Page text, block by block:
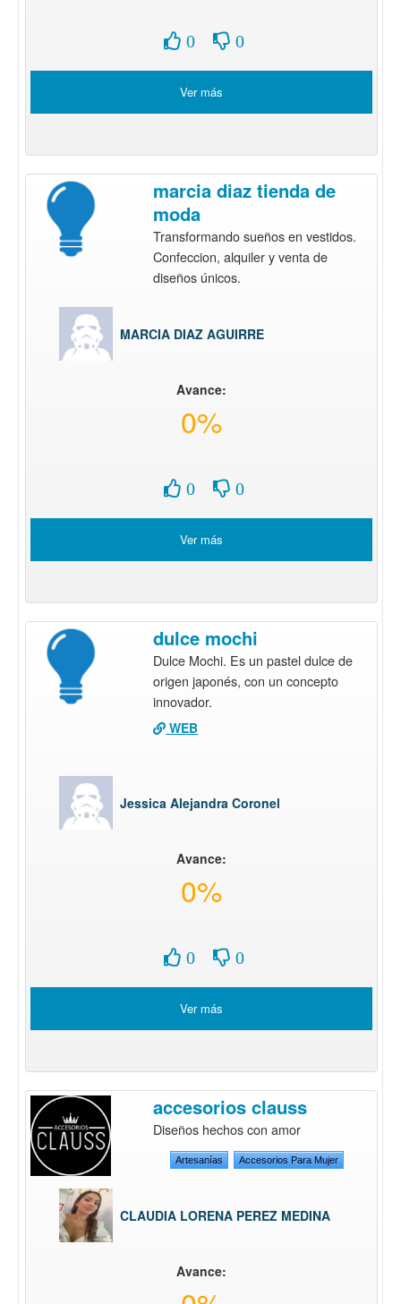
0 0
Ver más
marcia diaz tienda de
moda
Transformando sueños en vestidos.
Confeccion, alquiler y venta de
diseños únicos.
MARCIA DIAZ AGUIRRE
Avance:
0%
0 0
Ver más
dulce mochi
Dulce Mochi. Es un pastel dulce de
origen japonés, con un concepto
innovador.
WEB
Jessica Alejandra Coronel
Avance:
0%
0 0
Ver más
accesorios clauss
Diseños hechos con amor
Artesanías Accesorios Para Mujer
CLAUDIA LORENA PEREZ MEDINA
Avance: